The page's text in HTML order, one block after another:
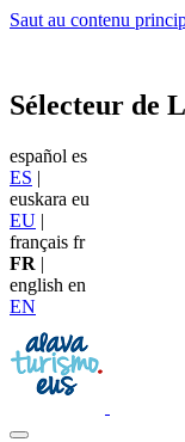
Saut au contenu
Sélecteur de
español es
ES |
euskara eu
EU |
français fr
FR |
english en
EN